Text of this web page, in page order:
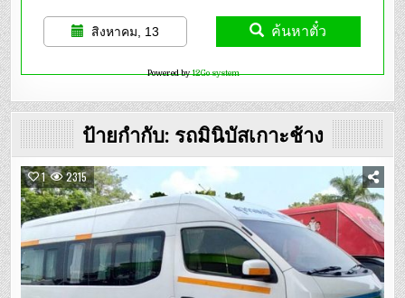
สิงหาคม, 13 ค้นหาตั๋ว
Powered by12Go system
ป้ายกำกับ: รถมินิบัสเกาะช้าง
1 2315